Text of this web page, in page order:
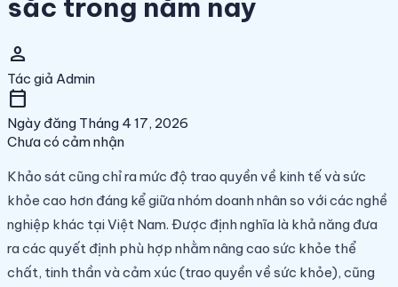
sắc trong năm nay
person
Tác giả Admin
calendar_today
Ngày đăng Tháng 4 17, 2026
Chưa có cảm nhận
Khảo sát cũng chỉ ra mức độ trao quyền về kinh tế và sức
khỏe cao hơn đáng kể giữa nhóm doanh nhân so với các nghề
nghiệp khác tại Việt Nam. Được định nghĩa là khả năng đưa
ra các quyết định phù hợp nhằm nâng cao sức khỏe thể
chất, tinh thần và cảm xúc (trao quyền về sức khỏe), cũng